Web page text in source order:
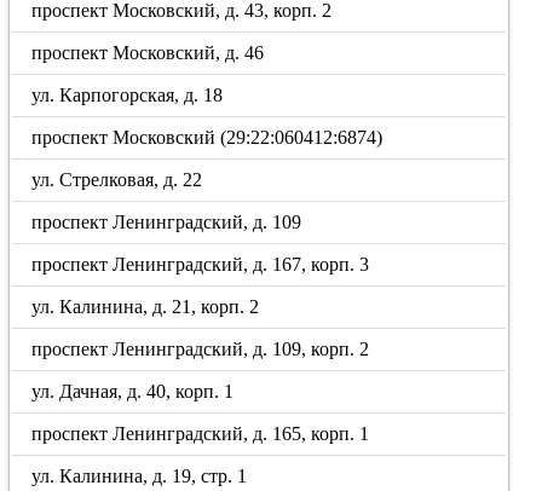
проспект Московский, д. 43, корп. 2
проспект Московский, д. 46
ул. Карпогорская, д. 18
проспект Московский (29:22:060412:6874)
ул. Стрелковая, д. 22
проспект Ленинградский, д. 109
проспект Ленинградский, д. 167, корп. 3
ул. Калинина, д. 21, корп. 2
проспект Ленинградский, д. 109, корп. 2
ул. Дачная, д. 40, корп. 1
проспект Ленинградский, д. 165, корп. 1
ул. Калинина, д. 19, стр. 1